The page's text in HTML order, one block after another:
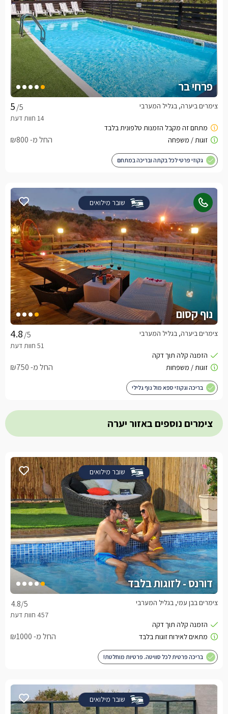
פרחי בר
/5 צימרים ביערה, בגליל המערבי
החל מ- ₪800
גקוזי פרטי לכל בקתה ובריכה במתחם
שובר מילואים
נוף קסום
/5 צימרים ביערה, בגליל המערבי
החל מ- ₪750
בריכה וגקוזי ספא מול נוף גלילי
צימרים נוספים באזור יערה
שובר מילואים
דורנס - לזוגות בלבד
4.8/5 צימרים בבן עמי, בגליל המערבי
החל מ- ₪1000
בריכה פרטית לכל סוויטה. פרטיות מוחלטת!
שובר מילואים